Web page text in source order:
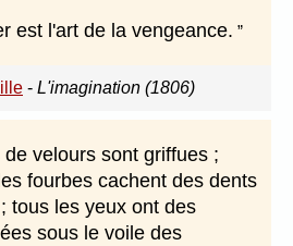
est l'art de la vengeance.
- L'imagination (1806)
velours sont griffues ;
fourbes cachent des dents
tous les yeux ont des
sous le voile des